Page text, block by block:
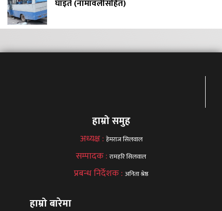
घाइते (नामावलीसहित)
हाम्रो समुह
अध्यक्ष : हेमराज सिलवाल
सम्पादक :रामहरि सिलवाल
प्रबन्ध निर्देशक : अनिता श्रेष्ठ
हाम्रो बारेमा